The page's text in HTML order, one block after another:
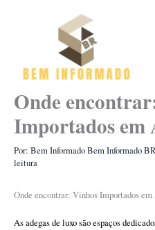
Onde
Importados em
Por: Bem InformadoBem Informado
leitura
Onde encontrar: Vinhos Importados em
As adegas de luxo são espaços